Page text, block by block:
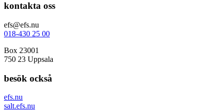
kontakta oss
efs@efs.nu
018-430 25 00
Box 23001
750 23 Uppsala
besök också
efs.nu
salt.efs.nu